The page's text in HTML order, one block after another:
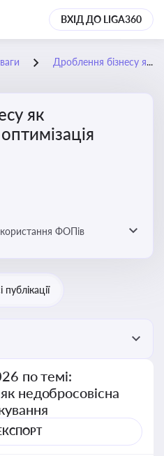
ВХІД ДО LIGA360
Дроблення бізнесу як недобросовісна оптимізація оподаткування
як
ФОПів
публікації
по темі:
недобросовісна